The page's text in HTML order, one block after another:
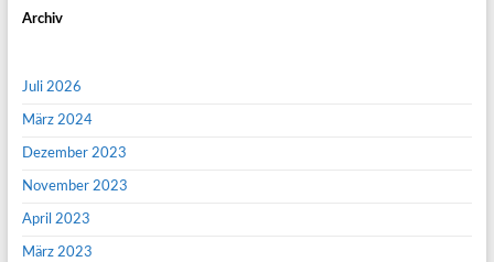
Archiv
Juli 2026
März 2024
Dezember 2023
November 2023
April 2023
März 2023